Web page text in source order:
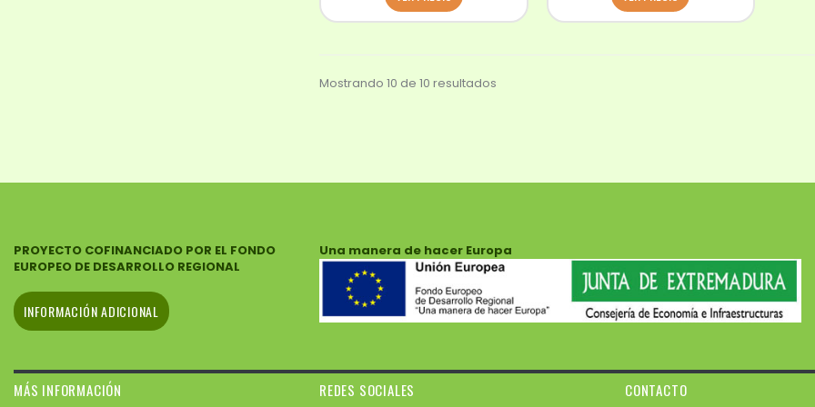
Mostrando 10 de 10 resultados
PROYECTO COFINANCIADO POR EL FONDO
EUROPEO DE DESARROLLO REGIONAL
INFORMACIÓN ADICIONAL
Una manera de hacer Europa
MÁS INFORMACIÓN REDES SOCIALES CONTACTO